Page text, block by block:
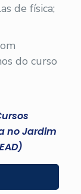
de física;
do curso
no Jardim